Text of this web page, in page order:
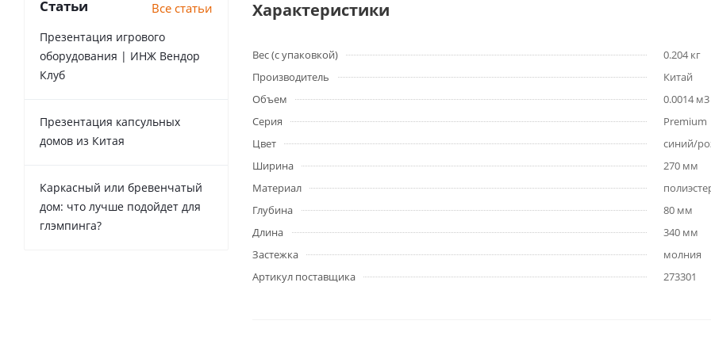
Характеристики
Вес (с упаковкой)
0.204 кг
Производитель
Китай
Объем
0.0014 м3
Серия
Premium
Цвет
синий/
Ширина
270 мм
Материал
Глубина
80 мм
Длина
340 мм
Застежка
молния
Артикул поставщика
273301
Статьи Все статьи
Презентация игрового
оборудования | ИНЖ Вендор
Клуб
Презентация капсульных
домов из Китая
Каркасный или бревенчатый
дом: что лучше подойдет для
глэмпинга?